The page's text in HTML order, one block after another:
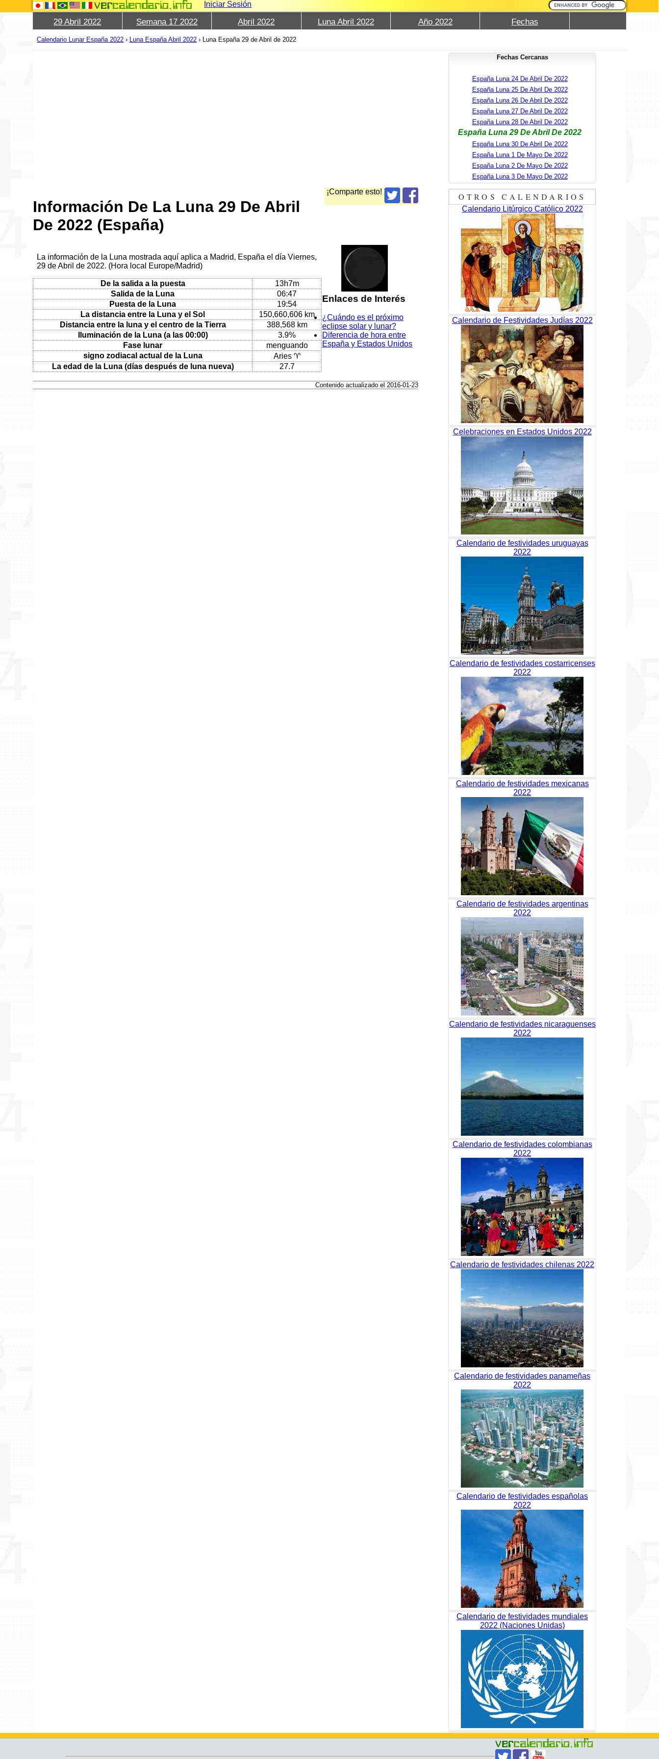
Iniciar Sesión
29 Abril 2022 Semana 17 2022 Abril 2022 Luna Abril 2022 Año 2022 Fechas
Calendario Lunar España 2022 › Luna España Abril 2022 › Luna España 29 de Abril de 2022
¡Comparte esto!
Información De La Luna 29 De Abril
De 2022 (España)
La información de la Luna mostrada aquí aplica a Madrid, España el día Viernes,
29 de Abril de 2022. (Hora local Europe/Madrid)
De la salida a la puesta
13h7m
Salida de la Luna
06:47
Puesta de la Luna
19:54
La distancia entre la Luna y el Sol
150,660,606 km
Distancia entre la luna y el centro de la Tierra
388,568 km
Iluminación de la Luna (a las 00:00)
3.9%
Fase lunar
menguando
signo zodiacal actual de la Luna
Aries ♈
La edad de la Luna (días después de luna nueva)
27.7
Enlaces de Interés
¿Cuándo es el próximo
eclipse solar y lunar?
Diferencia de hora entre
España y Estados Unidos
Contenido actualizado el 2016-01-23
Fechas Cercanas
España Luna 24 De Abril De 2022
España Luna 25 De Abril De 2022
España Luna 26 De Abril De 2022
España Luna 27 De Abril De 2022
España Luna 28 De Abril De 2022
España Luna 29 De Abril De 2022
España Luna 30 De Abril De 2022
España Luna 1 De Mayo De 2022
España Luna 2 De Mayo De 2022
España Luna 3 De Mayo De 2022
OTROS CALENDARIOS
Calendario Litúrgico Católico 2022
Calendario de Festividades Judías 2022
Celebraciones en Estados Unidos 2022
Calendario de festividades uruguayas
2022
Calendario de festividades costarricenses
2022
Calendario de festividades mexicanas
2022
Calendario de festividades argentinas
2022
Calendario de festividades nicaraguenses
2022
Calendario de festividades colombianas
2022
Calendario de festividades chilenas 2022
Calendario de festividades panameñas
2022
Calendario de festividades españolas
2022
Calendario de festividades mundiales
2022 (Naciones Unidas)